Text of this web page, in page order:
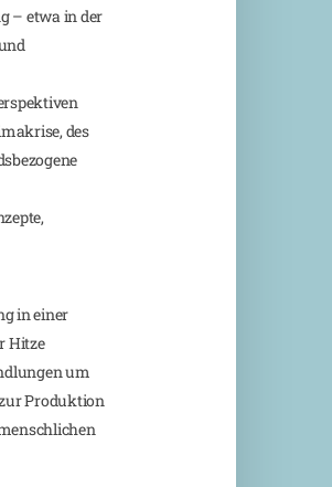
– etwa in der
des
in einer
Hitze
um
Produktion